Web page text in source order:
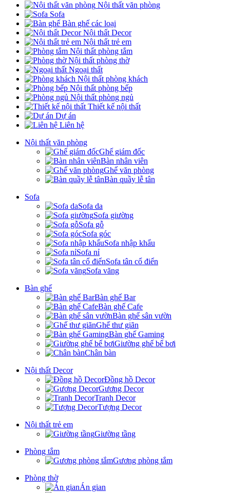
Nội thất văn phòng
Sofa
Bàn ghế các loại
Nội thất Decor
Nội thất trẻ em
Nội thất phòng tắm
Nội thất phòng thờ
Ngoại thất
Nội thất phòng khách
Nội thất phòng bếp
Nội thất phòng ngủ
Thiết kế nội thất
Dự án
Liên hệ
Nội thất văn phòng
Ghế giám đốc
Bàn nhân viên
Ghế văn phòng
Bàn quầy lễ tân
Sofa
Sofa da
Sofa giường
Sofa gỗ
Sofa góc
Sofa nhập khẩu
Sofa nỉ
Sofa tân cổ điển
Sofa văng
Bàn ghế
Bàn ghế Bar
Bàn ghế Cafe
Bàn ghế sân vườn
Ghế thư giãn
Bàn ghế Gaming
Giường ghế bể bơi
Chân bàn
Nội thất Decor
Đồng hồ Decor
Gương Decor
Tranh Decor
Tượng Decor
Nội thất trẻ em
Giường tầng
Phòng tắm
Gương phòng tắm
Phòng thờ
Án gian